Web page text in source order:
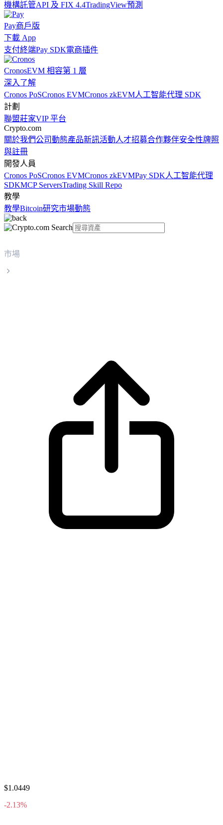
機構託管API 及 FIX 4.4TradingView預測
Pay商戶版
下載 App
支付終端Pay SDK電商插件
CronosEVM 相容第 1 層
深入了解
Cronos PoSCronos EVMCronos zkEVM人工智能代理 SDK
計劃
聯盟莊家VIP 平台
Crypto.com
關於我們公司動態產品新訊活動人才招募合作夥伴安全性牌照
與註冊
開發人員
Cronos PoSCronos EVMCronos zkEVMPay SDK人工智能代理
SDKMCP ServersTrading Skill Repo
教學
教學Bitcoin研究市場動態
市場
$1.0449
-2.13%